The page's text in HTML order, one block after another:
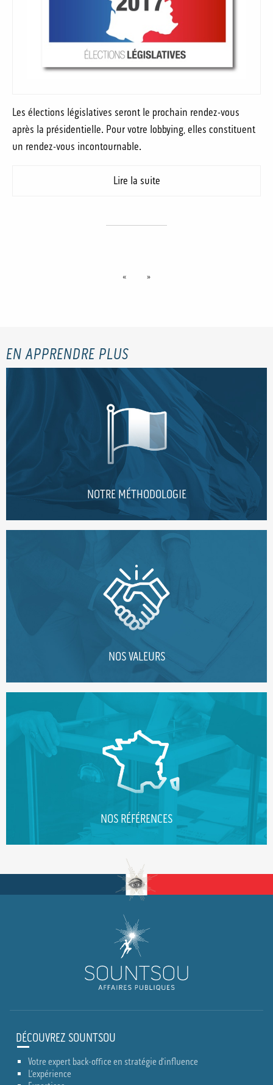
Les élections législatives seront le prochain rendez-vous
après la présidentielle. Pour votre lobbying, elles constituent
un rendez-vous incontournable.
Lire la suite
« »
EN APPRENDRE PLUS
NOTRE MÉTHODOLOGIE
NOS VALEURS
NOS RÉFÉRENCES
DÉCOUVREZ SOUNTSOU
Votre expert back-office en stratégie d’influence
L’expérience